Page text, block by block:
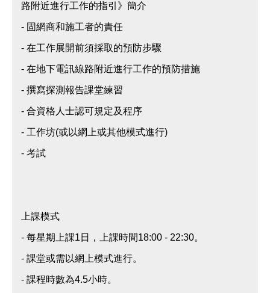
路附近進行工作的指引》簡介
- 固網商和施工者的責任
- 在工作展開前須採取的預防步驟
- 在地下電訊線路附近進行工作的預防措施
- 撰寫探測報告課堂練習
- 合資格人士認可規定及程序
- 工作坊(或以網上或其他模式進行)
- 考試
上課模式
- 每星期上課1日，上課時間18:00 - 22:30。
- 課堂或需以網上模式進行。
- 課程時數為4.5小時。